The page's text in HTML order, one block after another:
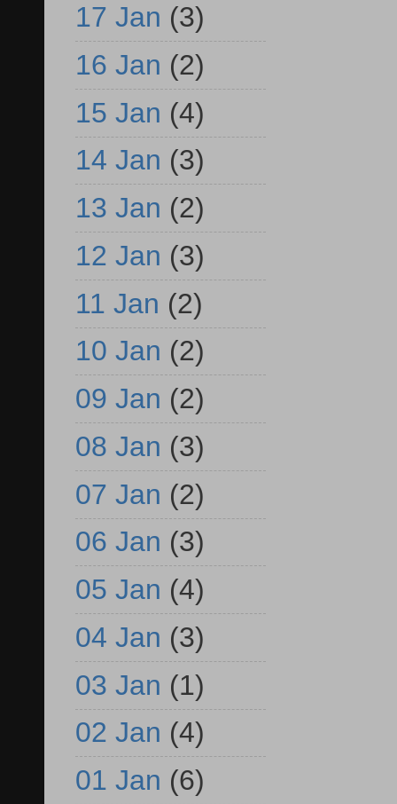
17 Jan (3)
16 Jan (2)
15 Jan (4)
14 Jan (3)
13 Jan (2)
12 Jan (3)
11 Jan (2)
10 Jan (2)
09 Jan (2)
08 Jan (3)
07 Jan (2)
06 Jan (3)
05 Jan (4)
04 Jan (3)
03 Jan (1)
02 Jan (4)
01 Jan (6)